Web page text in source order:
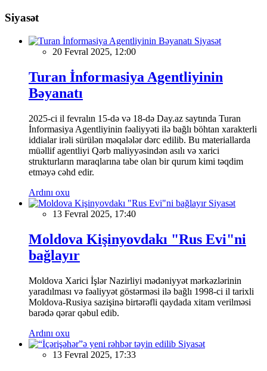
Siyasət
Siyasət
20 Fevral 2025, 12:00
Turan İnformasiya Agentliyinin
Bəyanatı
2025-ci il fevralın 15-də və 18-də Day.az saytında Turan
İnformasiya Agentliyinin fəaliyyəti ilə bağlı böhtan xarakterli
iddialar irəli sürülən məqalələr dərc edilib. Bu materiallarda
müəllif agentliyi Qərb maliyyəsindən asılı və xarici
strukturların maraqlarına tabe olan bir qurum kimi təqdim
etməyə cəhd edir.
Ardını oxu
Siyasət
13 Fevral 2025, 17:40
Moldova Kişinyovdakı "Rus Evi"ni
bağlayır
Moldova Xarici İşlər Nazirliyi mədəniyyət mərkəzlərinin
yaradılması və fəaliyyət göstərməsi ilə bağlı 1998-ci il tarixli
Moldova-Rusiya sazişinə birtərəfli qaydada xitam verilməsi
barədə qərar qəbul edib.
Ardını oxu
Siyasət
13 Fevral 2025, 17:33